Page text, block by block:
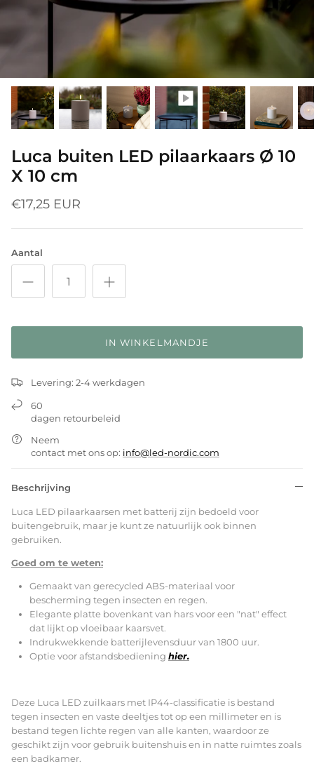
Luca buiten LED pilaarkaars Ø 10
X 10 cm
€17,25 EUR
Aantal
IN WINKELMANDJE
Levering: 2-4 werkdagen
60
dagen retourbeleid
Neem
contact met ons op: info@led-nordic.com
Beschrijving
Luca LED pilaarkaarsen met batterij zijn bedoeld voor
buitengebruik, maar je kunt ze natuurlijk ook binnen
gebruiken.
Goed om te weten:
Gemaakt van gerecycled ABS-materiaal voor
bescherming tegen insecten en regen.
Elegante platte bovenkant van hars voor een "nat" effect
dat lijkt op vloeibaar kaarsvet.
Indrukwekkende batterijlevensduur van 1800 uur.
Optie voor afstandsbediening hier.
Deze Luca LED zuilkaars met IP44-classificatie is bestand
tegen insecten en vaste deeltjes tot op een millimeter en is
bestand tegen lichte regen van alle kanten, waardoor ze
geschikt zijn voor gebruik buitenshuis en in natte ruimtes zoals
een badkamer.